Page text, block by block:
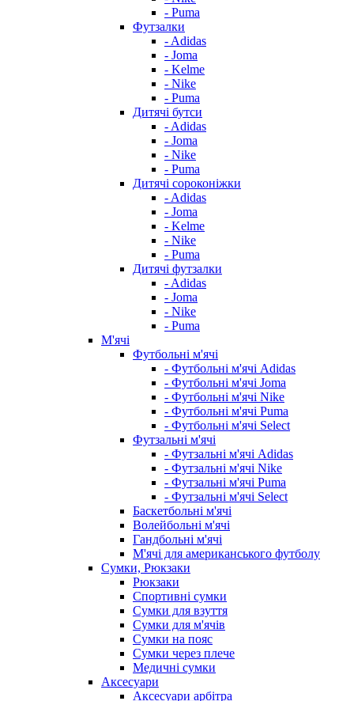
- Puma
Футзалки
- Adidas
- Joma
- Kelme
- Nike
- Puma
Дитячі бутси
- Adidas
- Joma
- Nike
- Puma
Дитячі сороконіжки
- Adidas
- Joma
- Kelme
- Nike
- Puma
Дитячі футзалки
- Adidas
- Joma
- Nike
- Puma
М'ячі
Футбольні м'ячі
- Футбольні м'ячі Adidas
- Футбольні м'ячі Joma
- Футбольні м'ячі Nike
- Футбольні м'ячі Puma
- Футбольні м'ячі Select
Футзальні м'ячі
- Футзальні м'ячі Adidas
- Футзальні м'ячі Nike
- Футзальні м'ячі Puma
- Футзальні м'ячі Select
Баскетбольні м'ячі
Волейбольні м'ячі
Гандбольні м'ячі
М'ячі для американського футболу
Сумки, Рюкзаки
Рюкзаки
Спортивні сумки
Сумки для взуття
Сумки для м'ячів
Сумки на пояс
Сумки через плече
Медичні сумки
Аксесуари
Аксесуари арбітра